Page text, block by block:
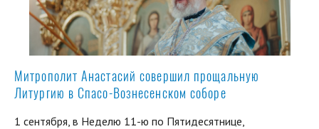
Митрополит Анастасий совершил прощальную
Литургию в Спасо-Вознесенском соборе
1 сентября, в Неделю 11-ю по Пятидесятнице,